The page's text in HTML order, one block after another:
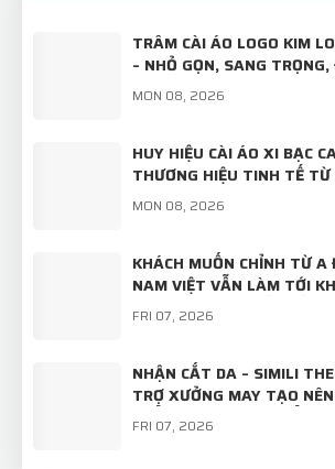
TRÂM CÀI ÁO LOGO KIM
– NHỎ GỌN, SANG
THƯƠNG HIỆU!
MON 08, 2026
HUY HIỆU CÀI ÁO XI BẠC
THƯƠNG HIỆU TINH TẾ
VIỆT
MON 08, 2026
KHÁCH MUỐN CHỈNH TỪ A
NAM VIỆT VẪN LÀM TỚI
TRÂM CÀI ÁO THIẾT KẾ
FRI 07, 2026
NHẬN CẮT DA – SIMILI
TRỢ XƯỞNG MAY TẠO
PHẨM CHỈN CHU, CHUẨN ĐẸP
FRI 07, 2026